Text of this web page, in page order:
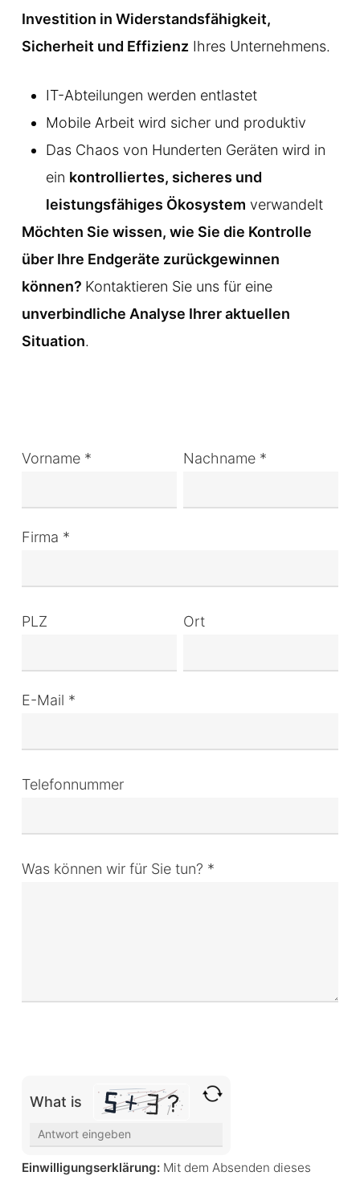
Investition in Widerstandsfähigkeit,
Sicherheit und EffizienzIhres Unternehmens.
IT-Abteilungen werden entlastet
Mobile Arbeit wird sicher und produktiv
Das Chaos von Hunderten Geräten wird in
ein kontrolliertes, sicheres und
leistungsfähiges Ökosystem verwandelt
Möchten Sie wissen, wie Sie die Kontrolle
über Ihre Endgeräte zurückgewinnen
können? Kontaktieren Sie uns für eine
unverbindliche Analyse Ihrer aktuellen
Situation.
Vorname * Nachname *
Firma *
PLZ Ort
E-Mail *
Telefonnummer
Was können wir für Sie tun? *
What is
Solve
the
Einwilligungserklärung: Mit dem Absenden dieses